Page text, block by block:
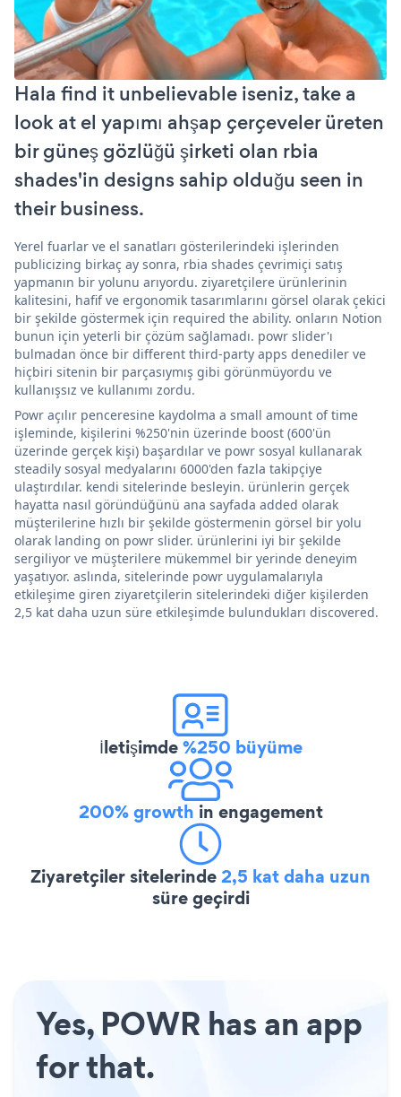
Hala find it unbelievable iseniz, take a
look at el yapımı ahşap çerçeveler üreten
bir güneş gözlüğü şirketi olan rbia
shades'in designs sahip olduğu seen in
their business.
Yerel fuarlar ve el sanatları gösterilerindeki işlerinden
publicizing birkaç ay sonra, rbia shades çevrimiçi satış
yapmanın bir yolunu arıyordu. ziyaretçilere ürünlerinin
kalitesini, hafif ve ergonomik tasarımlarını görsel olarak çekici
bir şekilde göstermek için required the ability. onların Notion
bunun için yeterli bir çözüm sağlamadı. powr slider'ı
bulmadan önce bir different third-party apps denediler ve
hiçbiri sitenin bir parçasıymış gibi görünmüyordu ve
kullanışsız ve kullanımı zordu.
Powr açılır penceresine kaydolma a small amount of time
işleminde, kişilerini %250'nin üzerinde boost (600'ün
üzerinde gerçek kişi) başardılar ve powr sosyal kullanarak
steadily sosyal medyalarını 6000'den fazla takipçiye
ulaştırdılar. kendi sitelerinde besleyin. ürünlerin gerçek
hayatta nasıl göründüğünü ana sayfada added olarak
müşterilerine hızlı bir şekilde göstermenin görsel bir yolu
olarak landing on powr slider. ürünlerini iyi bir şekilde
sergiliyor ve müşterilere mükemmel bir yerinde deneyim
yaşatıyor. aslında, sitelerinde powr uygulamalarıyla
etkileşime giren ziyaretçilerin sitelerindeki diğer kişilerden
2,5 kat daha uzun süre etkileşimde bulundukları discovered.
İletişimde%250 büyüme
200% growth in engagement
Ziyaretçiler sitelerinde2,5 kat daha uzun
süre geçirdi
Yes, POWR has an app
for that.